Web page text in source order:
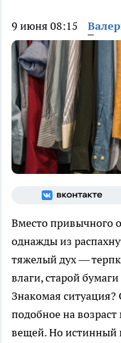
9 июня 08:15
Вместо привычного
однажды из
тяжелый дух —
влаги, старой
Знакомая
подобное на
вещей. Но истинный